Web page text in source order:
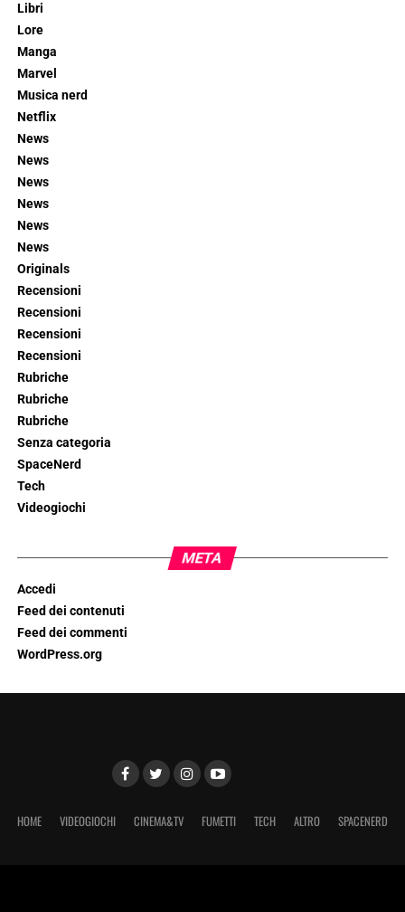
Libri
Lore
Manga
Marvel
Musica nerd
Netflix
News
News
News
News
News
News
Originals
Recensioni
Recensioni
Recensioni
Recensioni
Rubriche
Rubriche
Rubriche
Senza categoria
SpaceNerd
Tech
Videogiochi
META
Accedi
Feed dei contenuti
Feed dei commenti
WordPress.org
HOME VIDEOGIOCHI CINEMA&TV FUMETTI TECH ALTRO SPACENERD